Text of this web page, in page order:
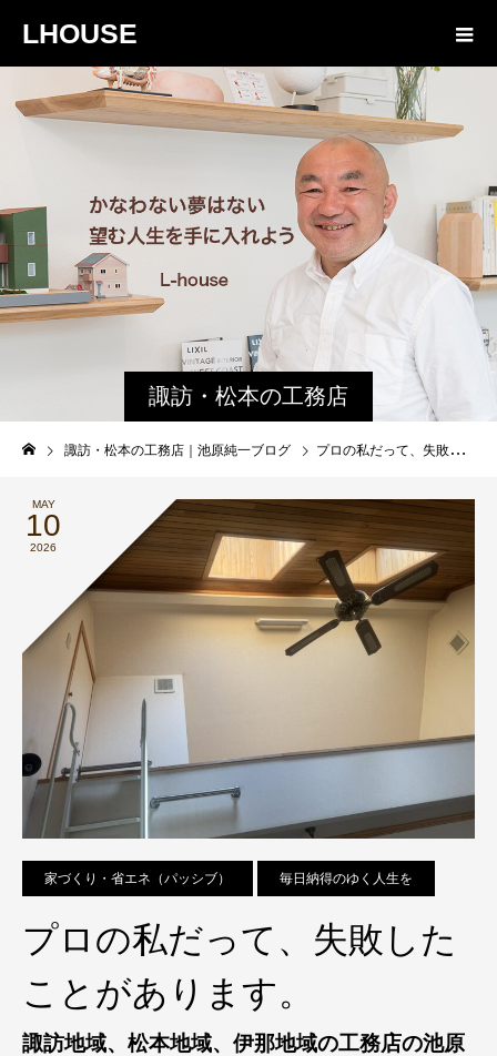
LHOUSE
諏訪・松本の工務店
の社長ブログ｜家族
物語８４３
諏訪・松本の工務店｜池原純一ブログ プロの私だって、失敗したことがあります。
MAY
10
2026
家づくり・省エネ（パッシブ） 毎日納得のゆく人生を
プロの私だって、失敗した
ことがあります。
諏訪地域、松本地域、伊那地域の工務店の池原